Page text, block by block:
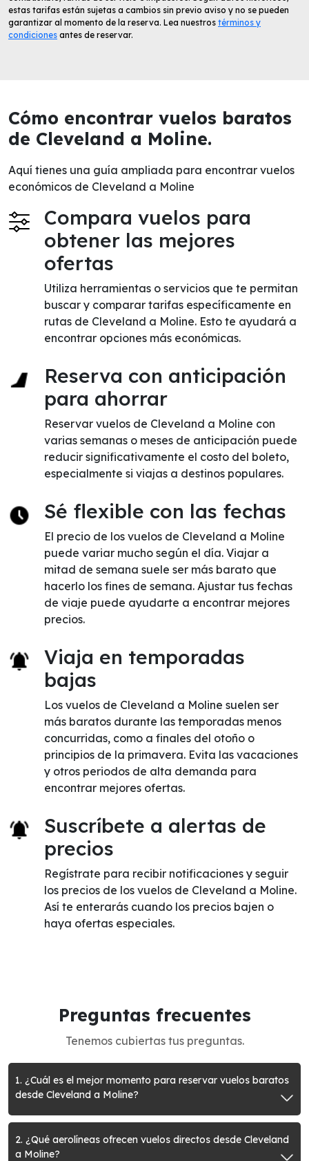
estas tarifas están sujetas a cambios sin previo aviso y no se pueden
garantizar al momento de la reserva. Lea nuestros términos y
condiciones antes de reservar.
Cómo encontrar vuelos baratos
de Cleveland a Moline.
Aquí tienes una guía ampliada para encontrar vuelos
económicos de Cleveland a Moline
Compara vuelos para
obtener las mejores
ofertas
Utiliza herramientas o servicios que te permitan
buscar y comparar tarifas específicamente en
rutas de Cleveland a Moline. Esto te ayudará a
encontrar opciones más económicas.
Reserva con anticipación
para ahorrar
Reservar vuelos de Cleveland a Moline con
varias semanas o meses de anticipación puede
reducir significativamente el costo del boleto,
especialmente si viajas a destinos populares.
Sé flexible con las fechas
El precio de los vuelos de Cleveland a Moline
puede variar mucho según el día. Viajar a
mitad de semana suele ser más barato que
hacerlo los fines de semana. Ajustar tus fechas
de viaje puede ayudarte a encontrar mejores
precios.
Viaja en temporadas
bajas
Los vuelos de Cleveland a Moline suelen ser
más baratos durante las temporadas menos
concurridas, como a finales del otoño o
principios de la primavera. Evita las vacaciones
y otros periodos de alta demanda para
encontrar mejores ofertas.
Suscríbete a alertas de
precios
Regístrate para recibir notificaciones y seguir
los precios de los vuelos de Cleveland a Moline.
Así te enterarás cuando los precios bajen o
haya ofertas especiales.
Preguntas frecuentes
Tenemos cubiertas tus preguntas.
1. ¿Cuál es el mejor momento para reservar vuelos baratos
desde Cleveland a Moline?
2. ¿Qué aerolíneas ofrecen vuelos directos desde Cleveland
a Moline?